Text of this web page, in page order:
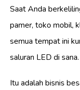
Saat Anda
pamer, toko mobil,
semua tempat ini
saluran LED di sana.
Itu adalah bisnis